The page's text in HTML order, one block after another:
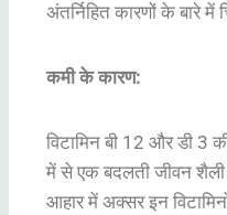
अंतर्निहित कारणों के बारे में
कमी के कारण:
विटामिन बी 12 और डी 3
में से एक बदलती जीवन
आहार में अक्सर इन